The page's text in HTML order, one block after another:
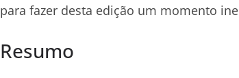
para fazer desta edição um momento
Resumo